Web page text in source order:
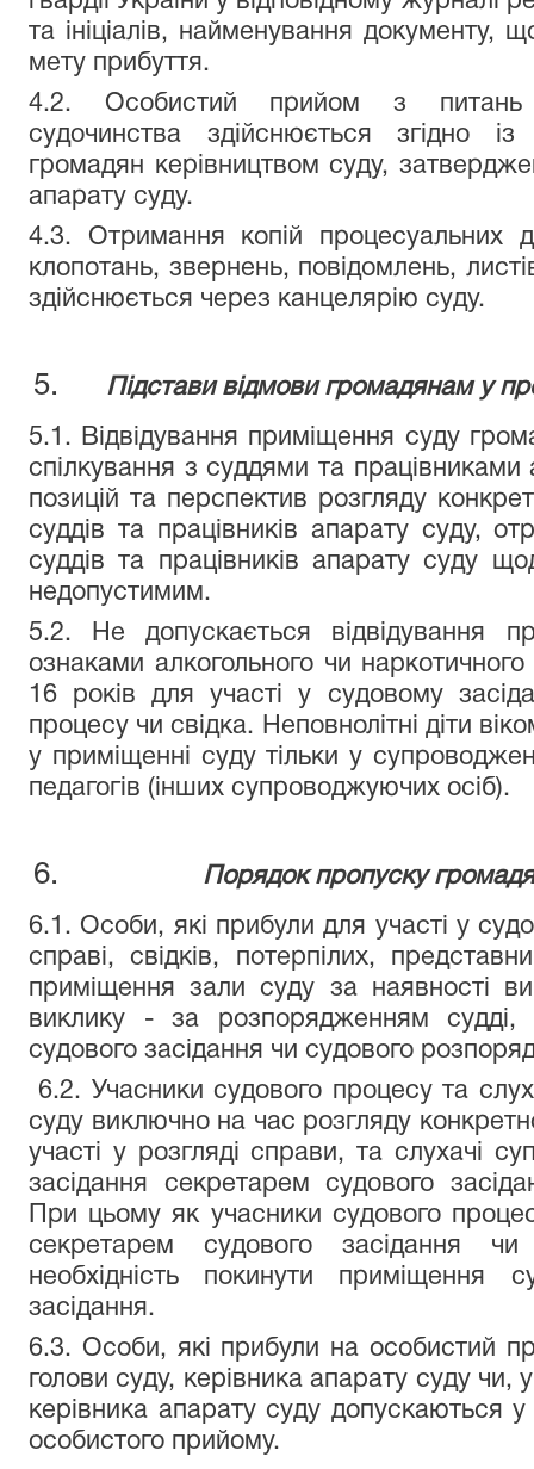
та ініціалів, найменування документу,
мету прибуття.
4.2. Особистий прийом з питань
судочинства здійснюється згідно
громадян керівництвом суду,
апарату суду.
4.3. Отримання копій процесуальних
клопотань, звернень, повідомлень,
здійснюється через канцелярію суду.
Підстави відмови громадянам у
5.1. Відвідування приміщення суду
спілкування з суддями та
позицій та перспектив розгляду
суддів та працівників апарату суду,
суддів та працівників апарату суду
недопустимим.
5.2. Не допускається відвідування
ознаками алкогольного чи наркотичного
16 років для участі у судовому
процесу чи свідка. Неповнолітні діти
у приміщенні суду тільки у
педагогів (інших супроводжуючих осіб).
Порядок пропуску
6.1. Особи, які прибули для участі у
справі, свідків, потерпілих,
приміщення зали суду за наявності
виклику - за розпорядженням судді,
судового засідання чи судового
6.2. Учасники судового процесу та
суду виключно на час розгляду
участі у розгляді справи, та слухачі
засідання секретарем судового
При цьому як учасники судового
секретарем судового засідання
необхідність покинути приміщення
засідання.
6.3. Особи, які прибули на особистий
голови суду, керівника апарату суду чи,
керівника апарату суду допускаються
особистого прийому.